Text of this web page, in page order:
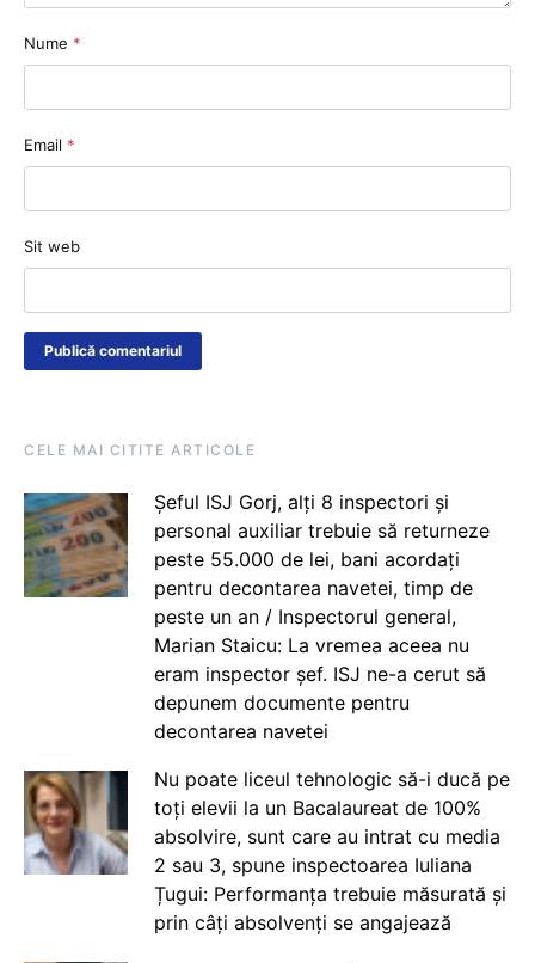
Nume *
Email *
Sit web
CELE MAI CITITE ARTICOLE
Șeful ISJ Gorj, alți 8 inspectori și
personal auxiliar trebuie să returneze
peste 55.000 de lei, bani acordați
pentru decontarea navetei, timp de
peste un an / Inspectorul general,
Marian Staicu: La vremea aceea nu
eram inspector șef. ISJ ne-a cerut să
depunem documente pentru
decontarea navetei
Nu poate liceul tehnologic să-i ducă pe
toți elevii la un Bacalaureat de 100%
absolvire, sunt care au intrat cu media
2 sau 3, spune inspectoarea Iuliana
Țugui: Performanța trebuie măsurată și
prin câți absolvenți se angajează